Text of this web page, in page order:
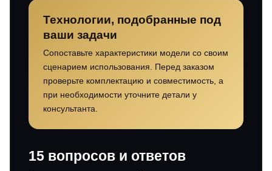
Технологии, подобранные под
ваши задачи
Сопоставьте характеристики модели со своим
сценарием использования. Перед заказом
проверьте комплектацию и совместимость, а
при необходимости уточните детали у
консультанта.
15 вопросов и ответов